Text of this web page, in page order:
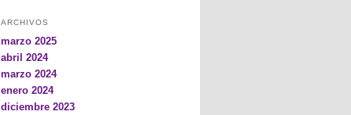
ARCHIVOS
marzo 2025
abril 2024
marzo 2024
enero 2024
diciembre 2023